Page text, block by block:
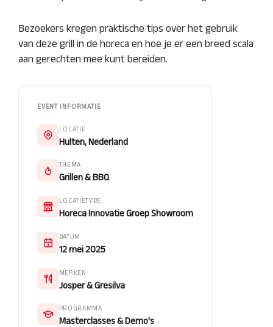
Bezoekers kregen praktische tips over het gebruik
van deze grill in de horeca en hoe je er een breed scala
aan gerechten mee kunt bereiden.
EVENT INFORMATIE
LOCATIE
Hulten, Nederland
THEMA
Grillen & BBQ
LOCATIETYPE
Horeca Innovatie Groep Showroom
DATUM
12 mei 2025
MERKEN
Josper & Gresilva
PROGRAMMA
Masterclasses & Demo's